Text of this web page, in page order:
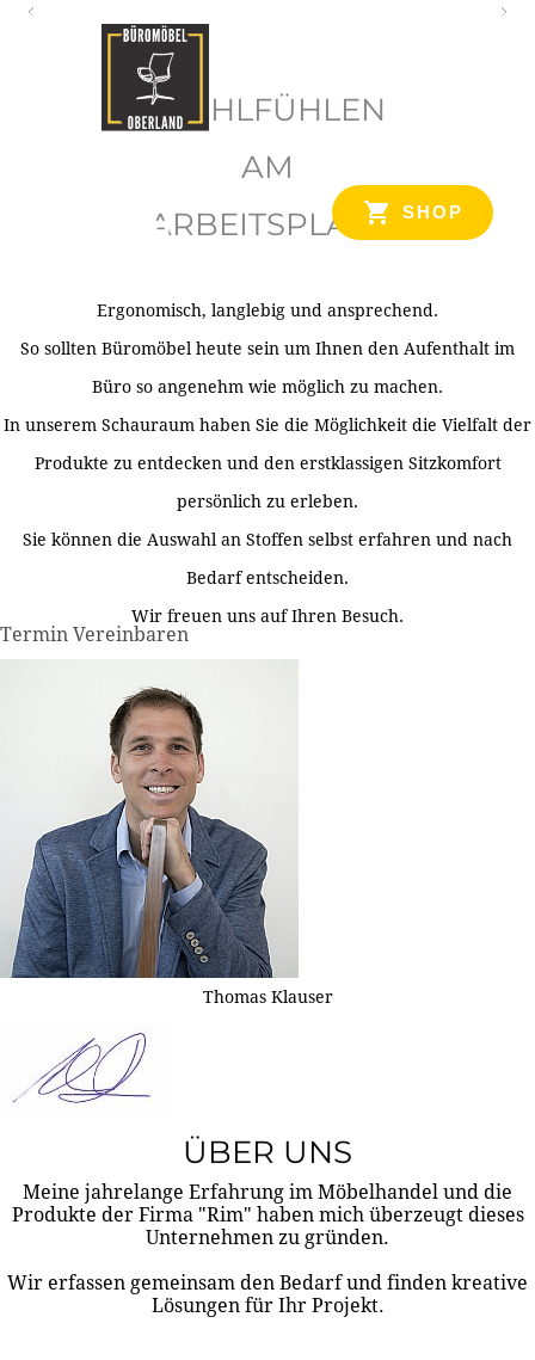
SHOP
WOHLFÜHLEN
AM
ARBEITSPLATZ
Ergonomisch, langlebig und ansprechend.
So sollten Büromöbel heute sein um Ihnen den Aufenthalt im
Büro so angenehm wie möglich zu machen.
In unserem Schauraum haben Sie die Möglichkeit die Vielfalt der
Produkte zu entdecken und den erstklassigen Sitzkomfort
persönlich zu erleben.
Sie können die Auswahl an Stoffen selbst erfahren und nach
Bedarf entscheiden.
Wir freuen uns auf Ihren Besuch.
Termin Vereinbaren
Thomas Klauser
ÜBER UNS
Meine jahrelange Erfahrung im Möbelhandel und die
Produkte der Firma "Rim" haben mich überzeugt dieses
Unternehmen zu gründen.
Wir erfassen gemeinsam den Bedarf und finden kreative
Lösungen für Ihr Projekt.